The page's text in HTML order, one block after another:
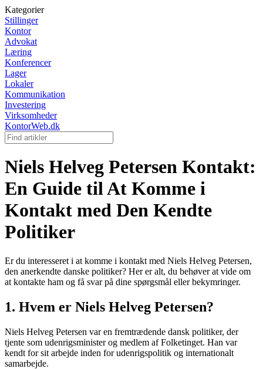
Kategorier
Stillinger
Kontor
Advokat
Læring
Konferencer
Lager
Lokaler
Kommunikation
Investering
Virksomheder
KontorWeb.dk
Niels Helveg Petersen Kontakt:
En Guide til At Komme i
Kontakt med Den Kendte
Politiker
Er du interesseret i at komme i kontakt med Niels Helveg Petersen,
den anerkendte danske politiker? Her er alt, du behøver at vide om
at kontakte ham og få svar på dine spørgsmål eller bekymringer.
1. Hvem er Niels Helveg Petersen?
Niels Helveg Petersen var en fremtrædende dansk politiker, der
tjente som udenrigsminister og medlem af Folketinget. Han var
kendt for sit arbejde inden for udenrigspolitik og internationalt
samarbejde.